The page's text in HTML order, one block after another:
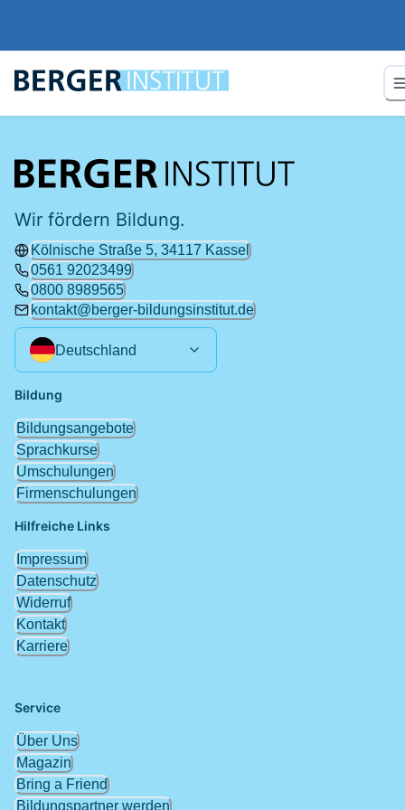
Wir fördern Bildung.
Kölnische Straße 5, 34117 Kassel
0561 92023499
0800 8989565
kontakt@berger-bildungsinstitut.de
Deutschland
Hilfreiche Links
Impressum
Datenschutz
Widerruf
Kontakt
Karriere
Service
Über Uns
Magazin
Bring a Friend
Bildungspartner werden
Bildung
Bildungsangebote
Sprachkurse
Umschulungen
Firmenschulungen